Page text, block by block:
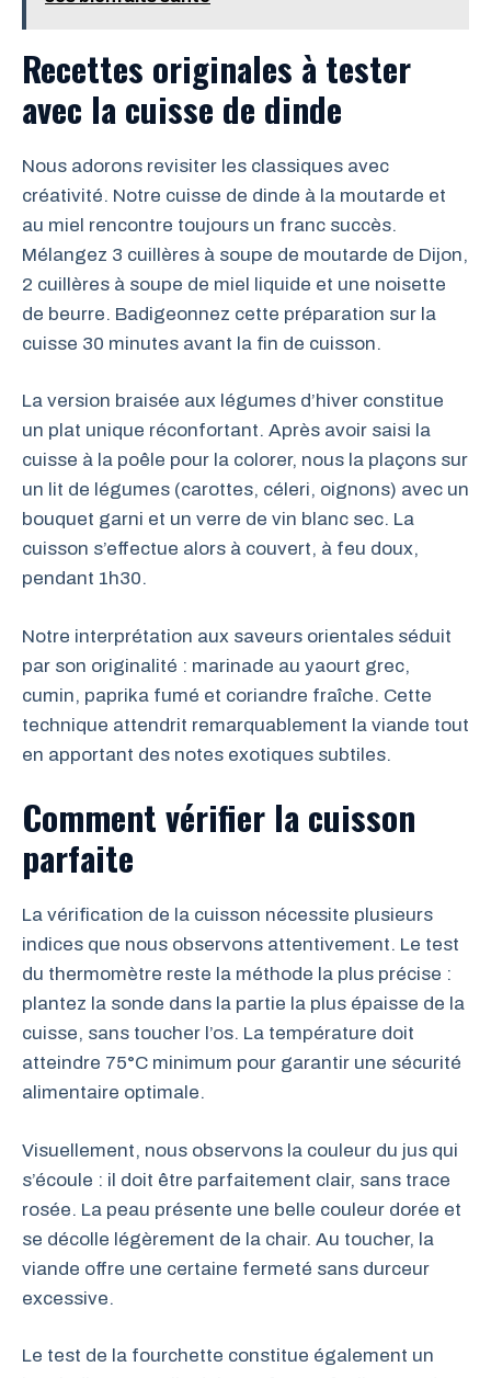
Recettes originales à tester
avec la cuisse de dinde
Nous adorons revisiter les classiques avec
créativité. Notre cuisse de dinde à la moutarde et
au miel rencontre toujours un franc succès.
Mélangez 3 cuillères à soupe de moutarde de Dijon,
2 cuillères à soupe de miel liquide et une noisette
de beurre. Badigeonnez cette préparation sur la
cuisse 30 minutes avant la fin de cuisson.
La version braisée aux légumes d’hiver constitue
un plat unique réconfortant. Après avoir saisi la
cuisse à la poêle pour la colorer, nous la plaçons sur
un lit de légumes (carottes, céleri, oignons) avec un
bouquet garni et un verre de vin blanc sec. La
cuisson s’effectue alors à couvert, à feu doux,
pendant 1h30.
Notre interprétation aux saveurs orientales séduit
par son originalité : marinade au yaourt grec,
cumin, paprika fumé et coriandre fraîche. Cette
technique attendrit remarquablement la viande tout
en apportant des notes exotiques subtiles.
Comment vérifier la cuisson
parfaite
La vérification de la cuisson nécessite plusieurs
indices que nous observons attentivement. Le test
du thermomètre reste la méthode la plus précise :
plantez la sonde dans la partie la plus épaisse de la
cuisse, sans toucher l’os. La température doit
atteindre 75°C minimum pour garantir une sécurité
alimentaire optimale.
Visuellement, nous observons la couleur du jus qui
s’écoule : il doit être parfaitement clair, sans trace
rosée. La peau présente une belle couleur dorée et
se décolle légèrement de la chair. Au toucher, la
viande offre une certaine fermeté sans durceur
excessive.
Le test de la fourchette constitue également un